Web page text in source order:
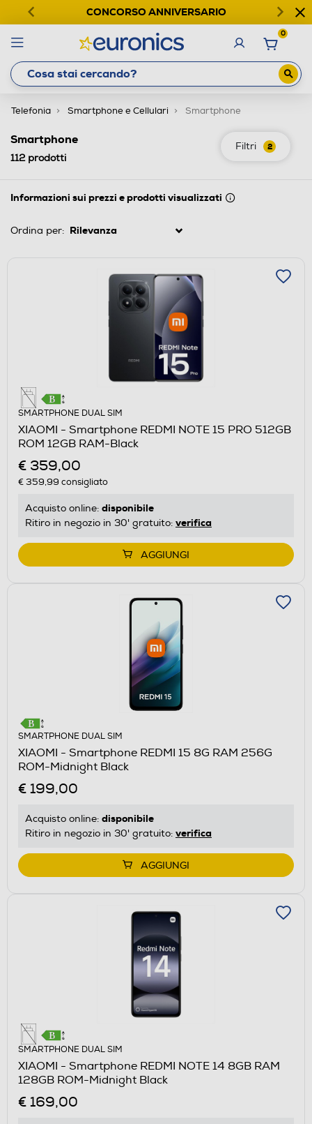
CONCORSO ANNIVERSARIO
0
Telefonia Smartphone e Cellulari Smartphone
Filtri 2
Smartphone
112prodotti
Informazioni sui prezzi e prodotti visualizzati
Ordina per:
SMARTPHONE DUAL SIM
XIAOMI - Smartphone REDMI NOTE 15 PRO 512GB
ROM 12GB RAM-Black
€ 359,00
€ 359,99 consigliato
Acquisto online: disponibile
Ritiro in negozio in 30' gratuito: verifica
AGGIUNGI
SMARTPHONE DUAL SIM
XIAOMI - Smartphone REDMI 15 8G RAM 256G
ROM-Midnight Black
€ 199,00
Acquisto online: disponibile
Ritiro in negozio in 30' gratuito: verifica
AGGIUNGI
SMARTPHONE DUAL SIM
XIAOMI - Smartphone REDMI NOTE 14 8GB RAM
128GB ROM-Midnight Black
€ 169,00